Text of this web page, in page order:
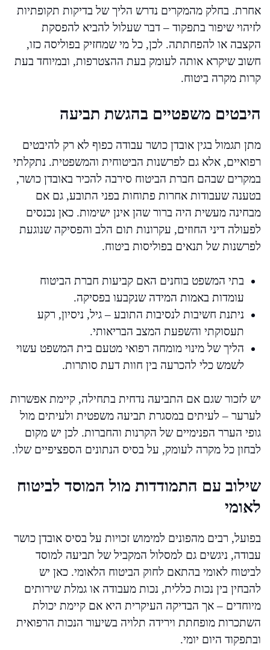
אחרת. בחלק מהמקרים נדרש הליך של בדיקות תקופתיות
לזיהוי שיפור בתפקוד – דבר שעלול להביא להפסקת
הקצבה או להפחתתה. לכן, כל מי שמחזיק בפוליסה כזו,
חשוב שיקרא אותה לעומק בעת ההצטרפות, ובמיוחד בעת
קרות מקרה ביטוח.
היבטים משפטיים בהגשת תביעה
מתן תגמול בגין אובדן כושר עבודה כפוף לא רק להיבטים
רפואיים, אלא גם לפרשנות הביטוחית והמשפטית. נתקלתי
במקרים שבהם חברת הביטוח סירבה להכיר באובדן כושר,
בטענה שעבודות אחרות פתוחות בפני התובע, גם אם
מבחינה מעשית היה ברור שהן אינן ישימות. כאן נכנסים
לפעולה דיני החוזים, עקרונות תום הלב והפסיקה שנוגעת
לפרשנות של תנאים בפוליסות ביטוח.
בתי המשפט בוחנים האם קביעות חברת הביטוח
עומדות באמות המידה שנקבעו בפסיקה.
ניתנת חשיבות לנסיבות התובע – גיל, ניסיון, רקע
תעסוקתי והשפעת המצב הבריאותי.
הליך של מינוי מומחה רפואי מטעם בית המשפט עשוי
לשמש כלי להכרעה בין חוות דעת סותרות.
יש לזכור שגם אם התביעה נדחית בתחילה, קיימת אפשרות
לערער – לעיתים במסגרת תביעה משפטית ולעיתים מול
גופי הערר הפנימיים של הקרנות והחברות. לכן יש מקום
לבחון כל מקרה לעומק, על בסיס הנתונים הספציפיים שלו.
שילוב עם התמודדות מול המוסד לביטוח
לאומי
בפועל, רבים מהפונים למימוש זכויות על בסיס אובדן כושר
עבודה, ניגשים גם למסלול המקביל של תביעה למוסד
לביטוח לאומי בהתאם לחוק הביטוח הלאומי. כאן יש
להבחין בין נכות כללית, נכות מעבודה או גמלת שירותים
מיוחדים – אך הבדיקה העיקרית היא אם קיימת יכולת
השתכרות מופחתת וירידה תלויה בשיעור הנכות הרפואית
ובתפקוד היום יומי.